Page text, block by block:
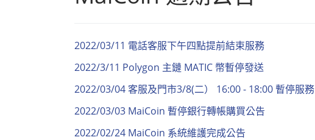
2022/03/11 電話客服下午四點提前結束服務
2022/3/11 Polygon 主鏈 MATIC 幣暫停發送
2022/03/04 客服及門市3/8(二） 16:00 - 18:00 暫停服務
2022/03/03 MaiCoin 暫停銀行轉帳購買公告
2022/02/24 MaiCoin 系統維護完成公告